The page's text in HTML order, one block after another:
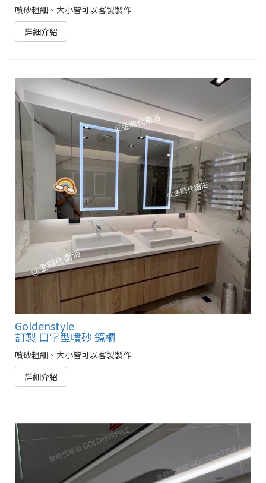
噴砂粗細、大小皆可以客製製作
詳細介紹
Goldenstyle
訂製 口字型噴砂 鏡櫃
噴砂粗細、大小皆可以客製製作
詳細介紹